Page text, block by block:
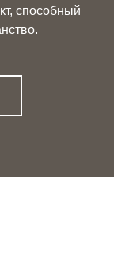
способный